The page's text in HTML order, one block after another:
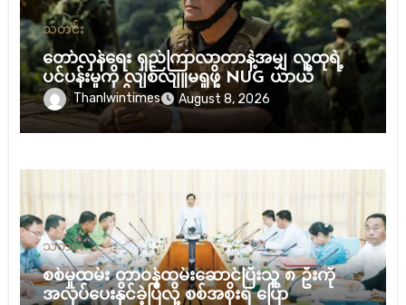
သတင်း
တော်လှန်ရေး ရှည်ကြာလာတာနဲ့အမျှ လူထုရဲ့
ပင်ပန်းမှုကို လျစ်လျူမရှုဖို့ NUG ယာယီ
သမ္မတ သတိပေး
Thanlwintimes August 8, 2026
သတင်း
စစ်မှုထမ်း တာဝန်ထမ်းဆောင်ပြီးသူ ၈ ဦးကို
အလုပ်ပေးနိုင်ခဲ့ပြီလို့ စစ်အစိုးရ ပြော